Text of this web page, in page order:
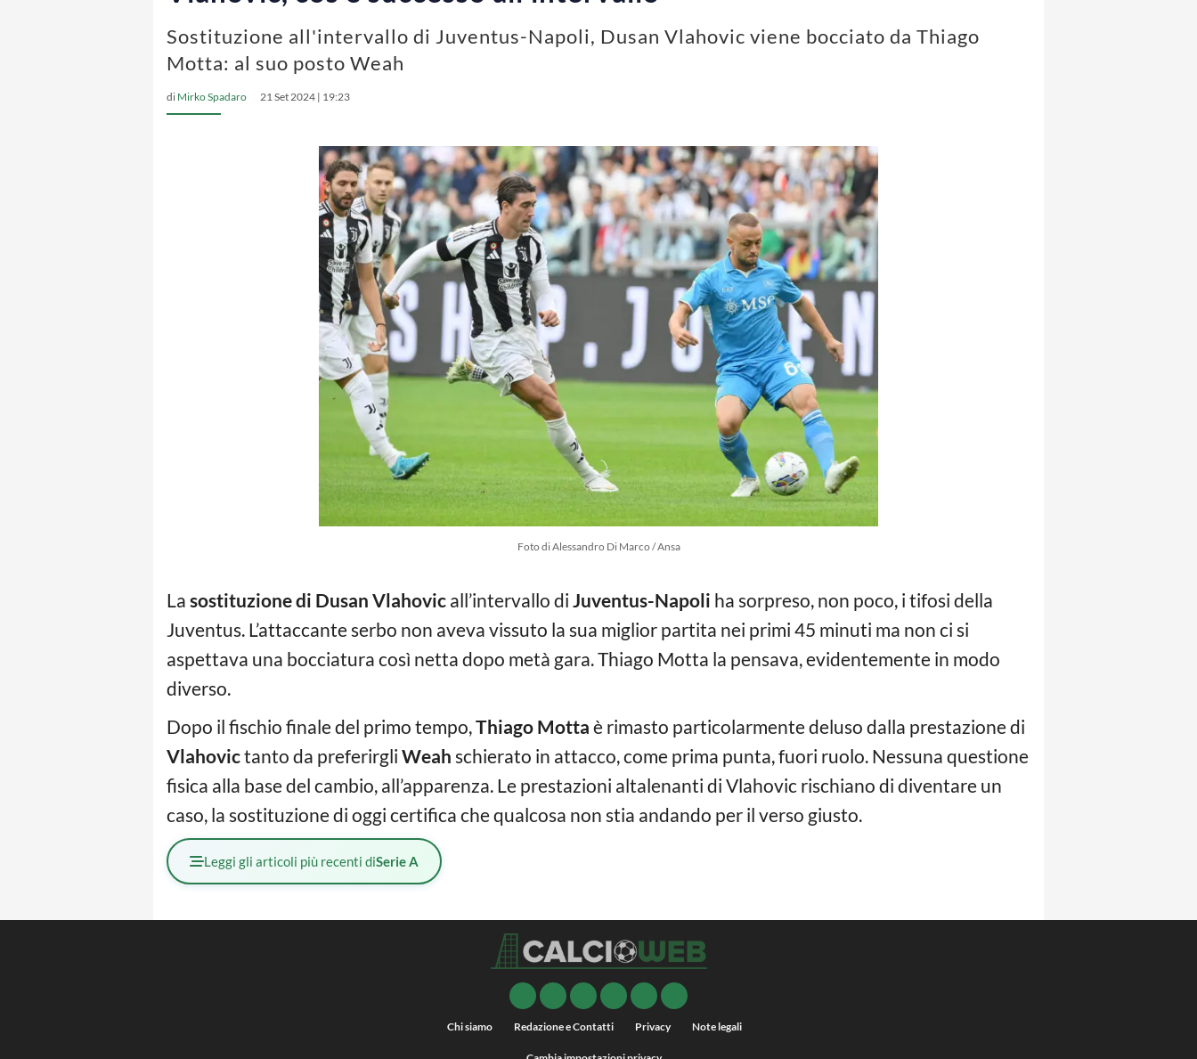
Sostituzione all'intervallo di Juventus-Napoli, Dusan Vlahovic viene bocciato da Thiago
Motta: al suo posto Weah
di Mirko Spadaro 21 Set 2024 | 19:23
Foto di Alessandro Di Marco / Ansa
La sostituzione di Dusan Vlahovic all’intervallo di Juventus-Napoli ha sorpreso, non poco, i tifosi della
Juventus. L’attaccante serbo non aveva vissuto la sua miglior partita nei primi 45 minuti ma non ci si
aspettava una bocciatura così netta dopo metà gara. Thiago Motta la pensava, evidentemente in modo
diverso.
Dopo il fischio finale del primo tempo,Thiago Motta è rimasto particolarmente deluso dalla prestazione di
Vlahovictanto da preferirgli Weah schierato in attacco, come prima punta, fuori ruolo. Nessuna questione
fisica alla base del cambio, all’apparenza. Le prestazioni altalenanti di Vlahovic rischiano di diventare un
caso, la sostituzione di oggi certifica che qualcosa non stia andando per il verso giusto.
Leggi gli articoli più recenti diSerie A
Chi siamo Redazione e Contatti Privacy Note legali